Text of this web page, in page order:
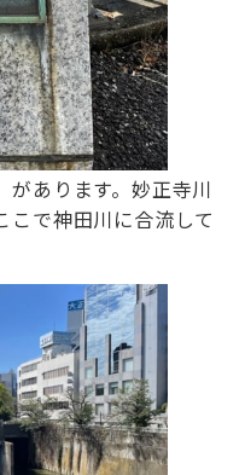
があります。妙正寺川
こで神田川に合流して